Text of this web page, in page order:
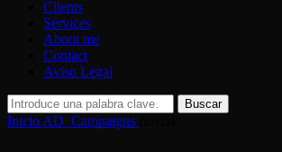
Clients
Services
About me
Contact
Aviso Legal
Buscar:
Buscar
Inicio AD_Campaigns